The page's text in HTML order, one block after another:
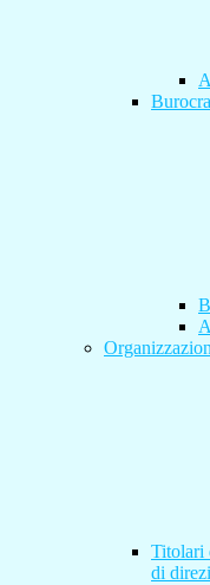
Titolari
di